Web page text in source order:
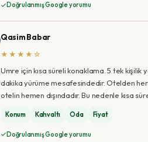
Doğrulanmış Google yorumu
Qasim Babar
★★★★☆
Umre için kısa süreli konaklama. 5 tek
dakika yürüme mesafesindedir. Otelden
otelin hemen dışındadır. Bu nedenle kısa
Konum Kahvaltı Oda Fiyat
Doğrulanmış Google yorumu